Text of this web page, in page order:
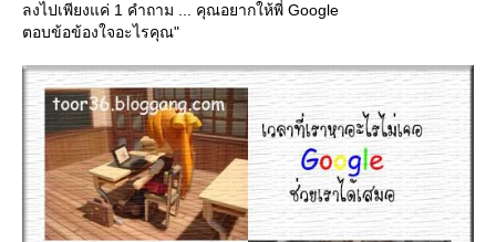
ลงไปเพียงแค่ 1 คำถาม ... คุณอยากให้พี่ Google
ตอบข้อข้องใจอะไรคุณ"